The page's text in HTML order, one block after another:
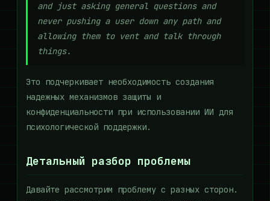
and just asking general questions and
never pushing a user down any path and
allowing them to vent and talk through
things.
Это подчеркивает необходимость создания
надежных механизмов защиты и
конфиденциальности при использовании ИИ для
психологической поддержки.
Детальный разбор проблемы
Давайте рассмотрим проблему с разных сторон.